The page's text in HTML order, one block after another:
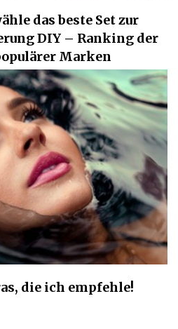
das beste Set zur
DIY – Ranking der
Marken
die ich empfehle!